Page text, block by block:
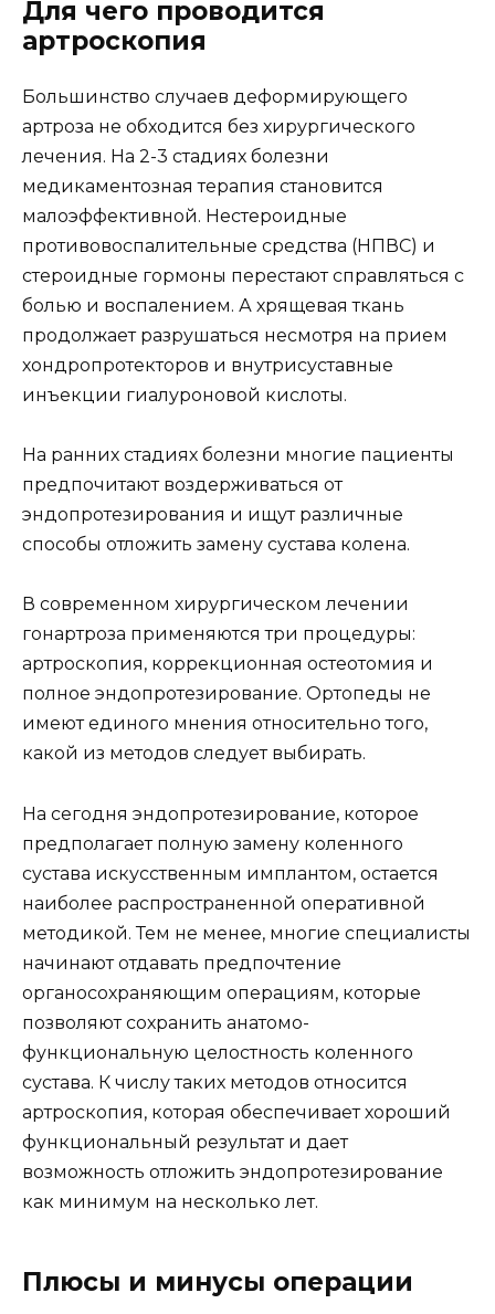
Для чего проводится
артроскопия
Большинство случаев деформирующего
артроза не обходится без хирургического
лечения. На 2-3 стадиях болезни
медикаментозная терапия становится
малоэффективной. Нестероидные
противовоспалительные средства (НПВС) и
стероидные гормоны перестают справляться с
болью и воспалением. А хрящевая ткань
продолжает разрушаться несмотря на прием
хондропротекторов и внутрисуставные
инъекции гиалуроновой кислоты.
На ранних стадиях болезни многие пациенты
предпочитают воздерживаться от
эндопротезирования и ищут различные
способы отложить замену сустава колена.
В современном хирургическом лечении
гонартроза применяются три процедуры:
артроскопия, коррекционная остеотомия и
полное эндопротезирование. Ортопеды не
имеют единого мнения относительно того,
какой из методов следует выбирать.
На сегодня эндопротезирование, которое
предполагает полную замену коленного
сустава искусственным имплантом, остается
наиболее распространенной оперативной
методикой. Тем не менее, многие специалисты
начинают отдавать предпочтение
органосохраняющим операциям, которые
позволяют сохранить анатомо-
функциональную целостность коленного
сустава. К числу таких методов относится
артроскопия, которая обеспечивает хороший
функциональный результат и дает
возможность отложить эндопротезирование
как минимум на несколько лет.
Плюсы и минусы операции